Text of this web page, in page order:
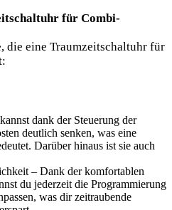
für Combi-
die eine Traumzeitschaltuhr für
dank der Steuerung der
deutlich senken, was eine
Darüber hinaus ist sie auch
– Dank der komfortablen
du jederzeit die Programmierung
was dir zeitraubende